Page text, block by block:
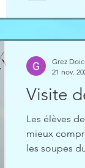
informés de
Pour l'école
Visite
Les élèves
mieux
les soupes
Grez
21 nov.